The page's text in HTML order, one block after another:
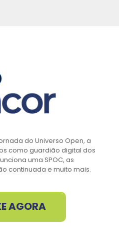
do Universo Open, a
como guardião digital dos
uma SPOC, as
continuada e muito mais.
AGORA